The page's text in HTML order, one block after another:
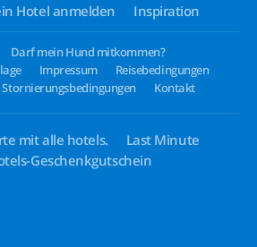
Hotel anmelden Inspiration
Darf mein Hund mitkommen?
Impressum
Reisebedingungen
Stornierungsbedingungen Kontakt
mit alle hotels.
Last Minute
Geschenkgutschein